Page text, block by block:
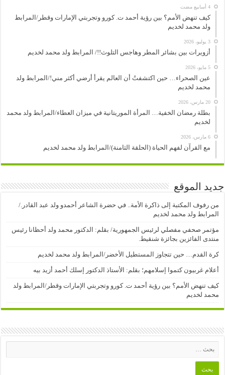
‏4 أسابيع مضت
كيف تنهض الأمم؟ بين رؤية أحمد ت. كورو وتجربتي الإمارات وقطر/المرابط
ولد محمد لخديم
3 يوليو، 2026
أزويرات بين بشائر المطر وهاجس التلوث!!/ المرابط ولد محمد لخديم
5 مايو، 2026
عين الصحراء… حين اكتشفتُ أن العالم يقرأ أرضي أكثر مني!/المرابط ولد
محمد لخديم
20 مارس، 2026
بطلة رمضان الخفية… المرأة الموريتانية في ميزان العطاء/المرابط ولد محمد
لخديم
6 مارس، 2026
مع القرآن لفهم الحياة (الحلقة الثامنة)/المرابط ولد محمد لخديم
جديد الموقع
من رفوف المكتبة إلى ذاكرة الأمة.. في حضرة الشاعر أحمدو ولد عبد القادر./
المرابط ولد محمد لخديم
مؤتمر صحفي مفصلي لرئيس الجمهورية/ بقلم: الدكتور محمد ولد أحظانا رئيس
منتدى الفائزين بجائزة شنقيط.
كرة القدم… حين تتجاوز المستطيل الأخضر/المرابط ولد محمد لخديم
أعلام غربيون كتموا إسلامهم؛ بقلم: الأستاذ الدكتور إسلك أحمد أزيد بيه
كيف تنهض الأمم؟ بين رؤية أحمد ت. كورو وتجربتي الإمارات وقطر/المرابط ولد
محمد لخديم